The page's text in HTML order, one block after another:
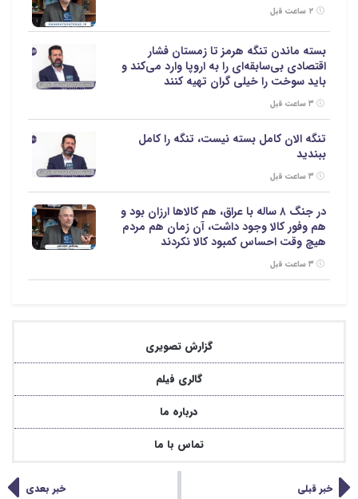
بسته ماندن تنگه هرمز تا زمستان فشار
اقتصادی بی‌سابقه‌ای را به اروپا وارد می‌کند و
باید سوخت را خیلی گران تهیه کنند
تنگه الان کامل بسته نیست، تنگه را کامل
ببندید
در جنگ ۸ ساله با عراق، هم کالاها ارزان بود و
هم وفور کالا وجود داشت، آن زمان هم مردم
هیچ وقت احساس کمبود کالا نکردند
گزارش تصویری
گالری فیلم
درباره ما
تماس با ما
خبر قبلی خبر بعدی